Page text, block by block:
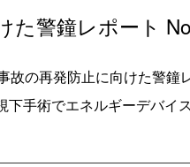
た警鐘レポート
故の再発防止に向けた警
手術でエネルギーデバイ